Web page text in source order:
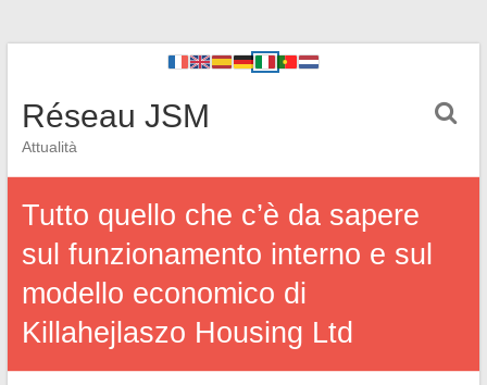
Réseau JSM
Attualità
Tutto quello che c’è da sapere
sul funzionamento interno e sul
modello economico di
Killahejlaszo Housing Ltd